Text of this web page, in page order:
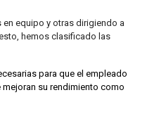
equipo y otras dirigiendo a
hemos clasificado las
para que el empleado
su rendimiento como